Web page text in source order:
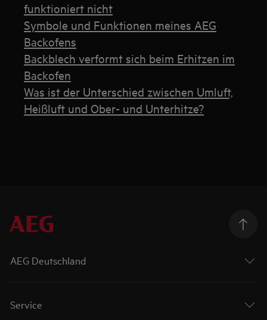
funktioniert nicht
Symbole und Funktionen meines AEG
Backofens
Backblech verformt sich beim Erhitzen im
Backofen
Was ist der Unterschied zwischen Umluft,
Heißluft und Ober- und Unterhitze?
AEG Deutschland
Service